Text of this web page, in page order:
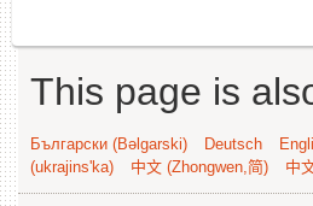
This page is
Български (Bəlgarski) Deutsch
(ukrajins'ka)
中文 (Zhongwen,简) 中